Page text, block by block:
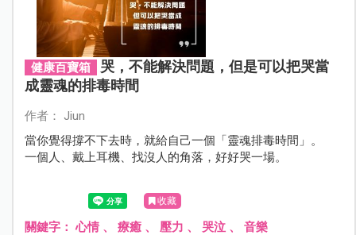
健康百寶箱
哭，不能解決問題，但是可以把哭當
成靈魂的排毒時間
作者： Jiun
當你覺得撐不下去時，就給自己一個「靈魂排毒時間」。
一個人、戴上耳機、找沒人的角落，好好哭一場。
收藏
關鍵字：心情、 療癒、 壓力 、 哭泣、 音樂